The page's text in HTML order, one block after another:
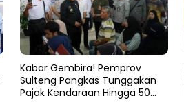
Kabar Gembira! Pemprov
Sulteng Pangkas Tunggakan
Pajak Kendaraan Hingga 50